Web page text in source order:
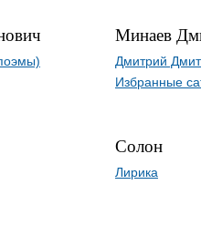
Минаев
Дмитрий
Избранные
Солон
Лирика